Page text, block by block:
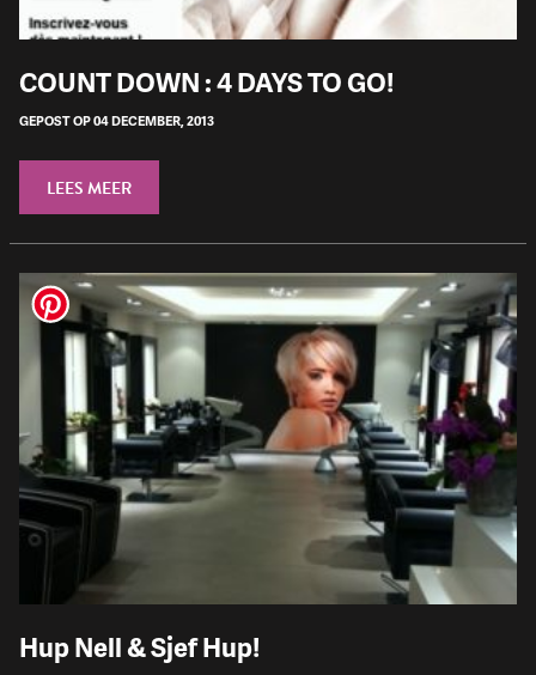
COUNT DOWN : 4 DAYS TO GO!
GEPOST OP 04 DECEMBER, 2013
LEES MEER
Hup Nell & Sjef Hup!